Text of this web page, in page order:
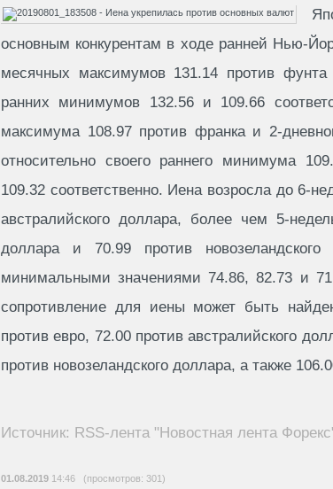
основным конкурентам в ходе ранней Нью-
месячных максимумов 131.14 против
ранних минимумов 132.56 и 109.66
максимума 108.97 против франка и 2-
относительно своего раннего минимума
109.32 соответственно. Иена возросла до 6-
австралийского доллара, более чем 5-
доллара и 70.99 против
минимальными значениями 74.86, 82.73 и
сопротивление для иены может быть
против евро, 72.00 против австралийского
против новозеландского доллара, а также
Источник: RSS-лента "Новостная лента
01.08.2019 14:46 (просмотров: 301)